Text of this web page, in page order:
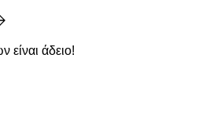
είναι άδειο!